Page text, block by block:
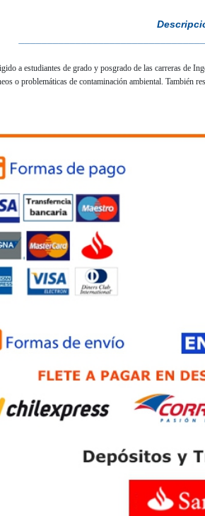
a estudiantes de grado y posgrado de las carreras de
o problemáticas de contaminación ambiental. También